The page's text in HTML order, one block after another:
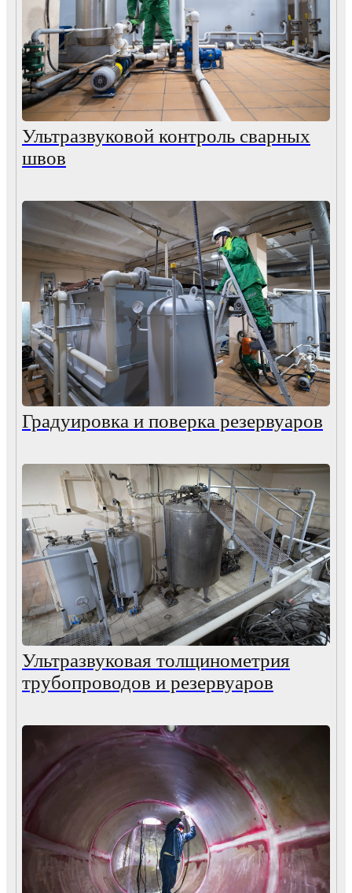
Ультразвуковой контроль сварных
швов
Градуировка и поверка резервуаров
Ультразвуковая толщинометрия
трубопроводов и резервуаров